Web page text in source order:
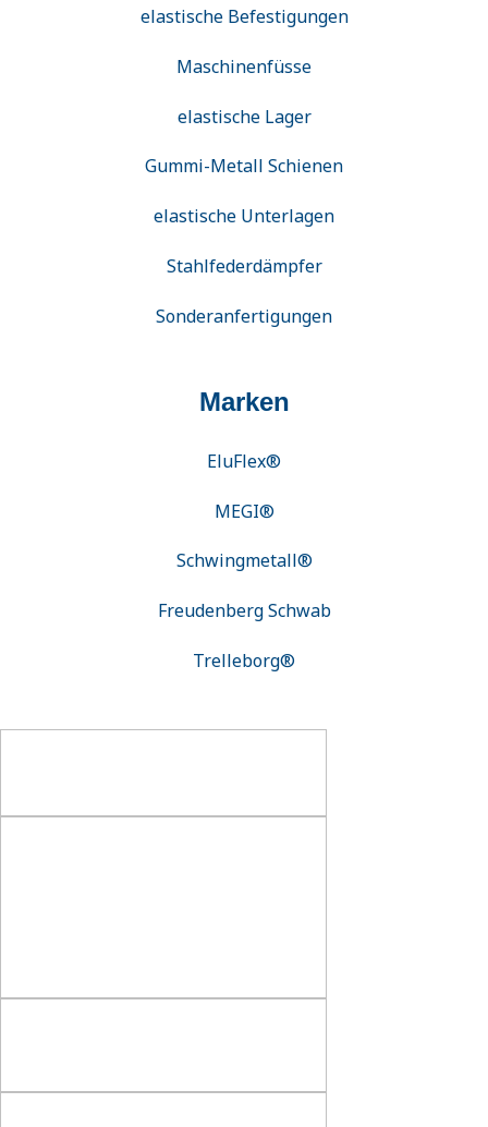
elastische Befestigungen
Maschinenfüsse
elastische Lager
Gummi-Metall Schienen
elastische Unterlagen
Stahlfederdämpfer
Sonderanfertigungen
Marken
EluFlex®
MEGI®
Schwingmetall®
Freudenberg Schwab
Trelleborg®